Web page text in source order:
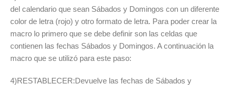
del calendario que sean Sábados y Domingos con un diferente
color de letra (rojo) y otro formato de letra. Para poder crear la
macro lo primero que se debe definir son las celdas que
contienen las fechas Sábados y Domingos. A continuación la
macro que se utilizó para este paso:
4)RESTABLECER:Devuelve las fechas de Sábados y